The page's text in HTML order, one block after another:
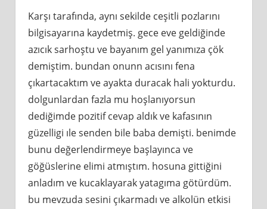
Karşı tarafında, aynı sekilde ceşitli pozlarını
bilgisayarına kaydetmiş. gece eve geldiğinde
azıcık sarhoştu ve bayanım gel yanımıza çök
demiştim. bundan onunn acısını fena
çıkartacaktım ve ayakta duracak hali yokturdu.
dolgunlardan fazla mu hoşlanıyorsun
dediğimde pozitif cevap aldık ve kafasının
güzelligi ıle senden bile baba demişti. benimde
bunu değerlendirmeye başlayınca ve
göğüslerine elimi atmıştım. hosuna gittiğini
anladım ve kucaklayarak yatagıma götürdüm.
bu mevzuda sesini çıkarmadı ve alkolün etkisi